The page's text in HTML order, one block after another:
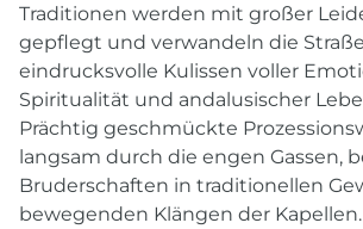
Traditionen werden mit großer
gepflegt und verwandeln die
eindrucksvolle Kulissen voller
Spiritualität und andalusischer
Prächtig geschmückte
langsam durch die engen Gassen,
Bruderschaften in traditionellen
bewegenden Klängen der